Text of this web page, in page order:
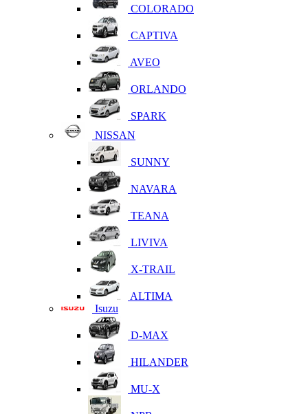
COLORADO
CAPTIVA
AVEO
ORLANDO
SPARK
NISSAN
SUNNY
NAVARA
TEANA
LIVIVA
X-TRAIL
ALTIMA
Isuzu
D-MAX
HILANDER
MU-X